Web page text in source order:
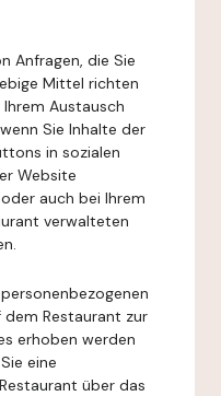
Anfragen, die Sie
Mittel richten
Ihrem Austausch
Sie Inhalte der
in sozialen
Website
auch bei Ihrem
verwalteten
Restaurant zur
erhoben werden
eine
über das